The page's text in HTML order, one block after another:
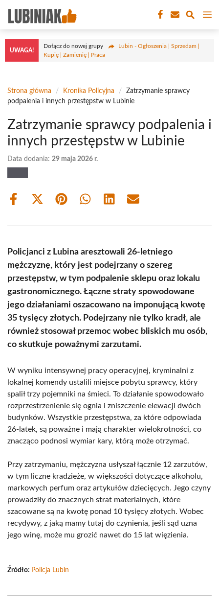
treści
UWAGA!
Dołącz do nowej grupy
Lubin - Ogłoszenia | Sprzedam |
Kupię | Zamienię | Praca
Strona główna / Kronika Policyjna /
Zatrzymanie sprawcy
podpalenia i innych przestępstw w Lubinie
Zatrzymanie sprawcy podpalenia i
innych przestępstw w Lubinie
Data dodania: 29 maja 2026 r.
Share
Share
(Twitter)
Share Share Share Share
Policjanci z Lubina aresztowali 26-letniego
mężczyznę, który jest podejrzany o szereg
przestępstw, w tym podpalenie sklepu oraz lokalu
gastronomicznego. Łączne straty spowodowane
jego działaniami oszacowano na imponującą kwotę
35 tysięcy złotych. Podejrzany nie tylko kradł, ale
również stosował przemoc wobec bliskich mu osób,
co skutkuje poważnymi zarzutami.
W wyniku intensywnej pracy operacyjnej, kryminalni z
lokalnej komendy ustalili miejsce pobytu sprawcy, który
spalił trzy pojemniki na śmieci. To działanie spowodowało
rozprzestrzenienie się ognia i zniszczenie elewacji dwóch
budynków. Wszystkie przestępstwa, za które odpowiada
26-latek, są poważne i mają charakter wielokrotności, co
znacząco podnosi wymiar kary, którą może otrzymać.
Przy zatrzymaniu, mężczyzna usłyszał łącznie 12 zarzutów,
w tym liczne kradzieże, w większości dotyczące alkoholu,
markowych perfum oraz artykułów dziecięcych. Jego czyny
prowadziły do znacznych strat materialnych, które
szacowane są na kwotę ponad 10 tysięcy złotych. Wobec
recydywy, z jaką mamy tutaj do czynienia, jeśli sąd uzna
jego winę, może mu grozić nawet do 15 lat więzienia.
Źródło: Policja Lubin